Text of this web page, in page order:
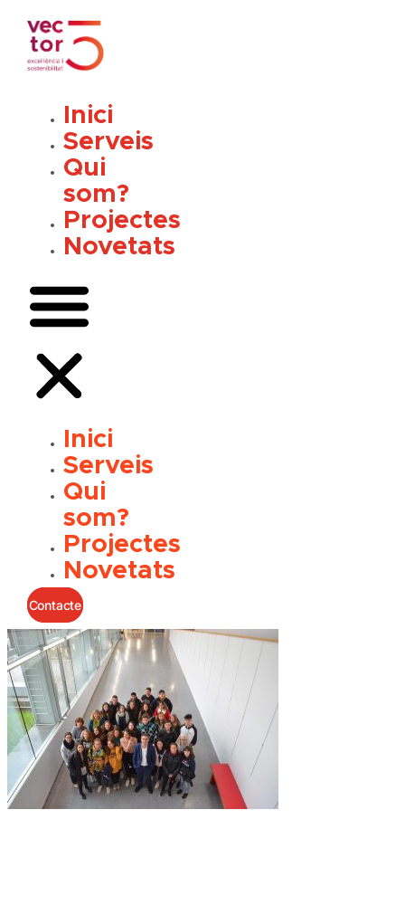
contingut
Inici
Serveis
Qui
som?
Projectes
Novetats
Inici
Serveis
Qui
som?
Projectes
Novetats
Contacte